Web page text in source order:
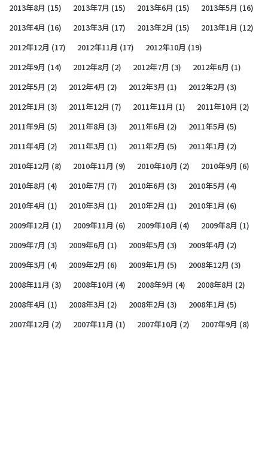
2013年8月 (15) 2013年7月 (15) 2013年6月 (15) 2013年5月 (16)
2013年4月 (16) 2013年3月 (17) 2013年2月 (15) 2013年1月 (12)
2012年12月 (17) 2012年11月 (17) 2012年10月 (19)
2012年9月 (14) 2012年8月 (2) 2012年7月 (3) 2012年6月 (1)
2012年5月 (2) 2012年4月 (2) 2012年3月 (1) 2012年2月 (3)
2012年1月 (3) 2011年12月 (7) 2011年11月 (1) 2011年10月 (2)
2011年9月 (5) 2011年8月 (3) 2011年6月 (2) 2011年5月 (5)
2011年4月 (2) 2011年3月 (1) 2011年2月 (5) 2011年1月 (2)
2010年12月 (8) 2010年11月 (9) 2010年10月 (2) 2010年9月 (6)
2010年8月 (4) 2010年7月 (7) 2010年6月 (3) 2010年5月 (4)
2010年4月 (1) 2010年3月 (1) 2010年2月 (1) 2010年1月 (6)
2009年12月 (1) 2009年11月 (6) 2009年10月 (4) 2009年8月 (1)
2009年7月 (3) 2009年6月 (1) 2009年5月 (3) 2009年4月 (2)
2009年3月 (4) 2009年2月 (6) 2009年1月 (5) 2008年12月 (3)
2008年11月 (3) 2008年10月 (4) 2008年9月 (4) 2008年8月 (2)
2008年4月 (1) 2008年3月 (2) 2008年2月 (3) 2008年1月 (5)
2007年12月 (2) 2007年11月 (1) 2007年10月 (2) 2007年9月 (8)